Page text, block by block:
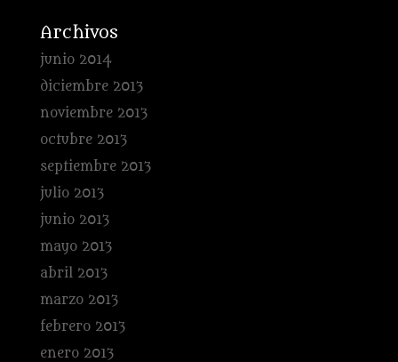
Archivos
junio 2014
diciembre 2013
noviembre 2013
octubre 2013
septiembre 2013
julio 2013
junio 2013
mayo 2013
abril 2013
marzo 2013
febrero 2013
enero 2013